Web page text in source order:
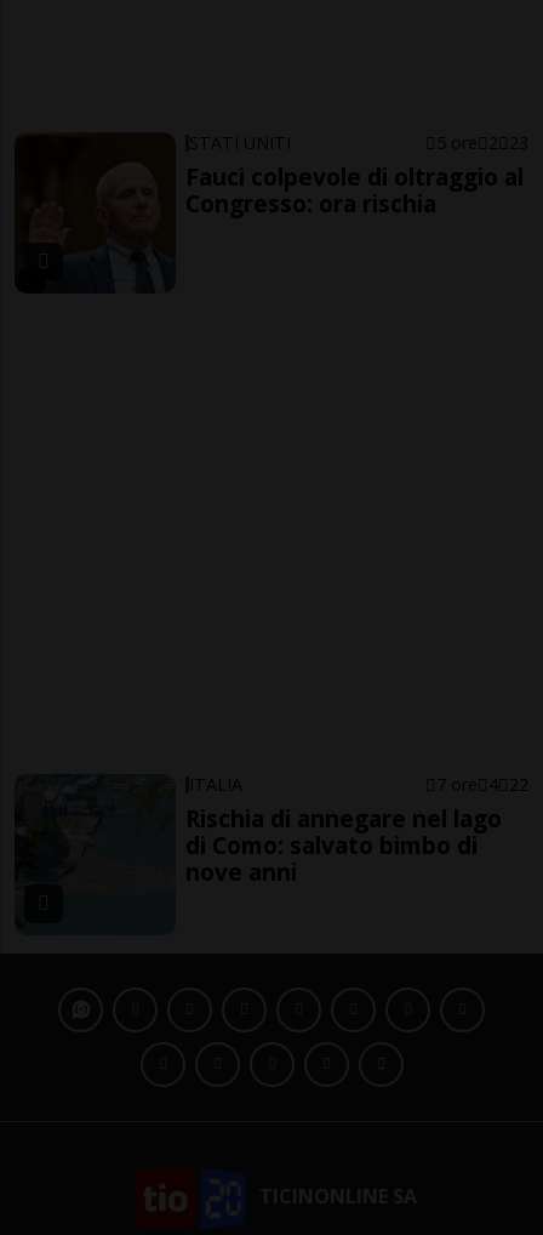
STATI UNITI 5 ore 2 23
Fauci colpevole di oltraggio al
Congresso: ora rischia
ITALIA 7 ore 4 22
Rischia di annegare nel lago
di Como: salvato bimbo di
nove anni